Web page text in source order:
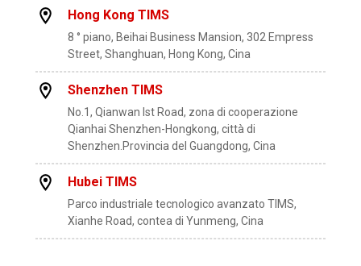
Hong Kong TIMS
8 ° piano, Beihai Business Mansion, 302 Empress
Street, Shanghuan, Hong Kong, Cina
Shenzhen TIMS
No.1, Qianwan lst Road, zona di cooperazione
Qianhai Shenzhen-Hongkong, città di
Shenzhen.Provincia del Guangdong, Cina
Hubei TIMS
Parco industriale tecnologico avanzato TIMS,
Xianhe Road, contea di Yunmeng, Cina